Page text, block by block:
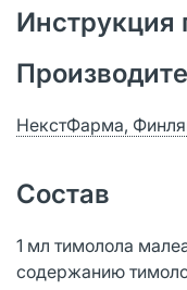
НекстФарма,
Состав
1 мл тимолола
содержанию